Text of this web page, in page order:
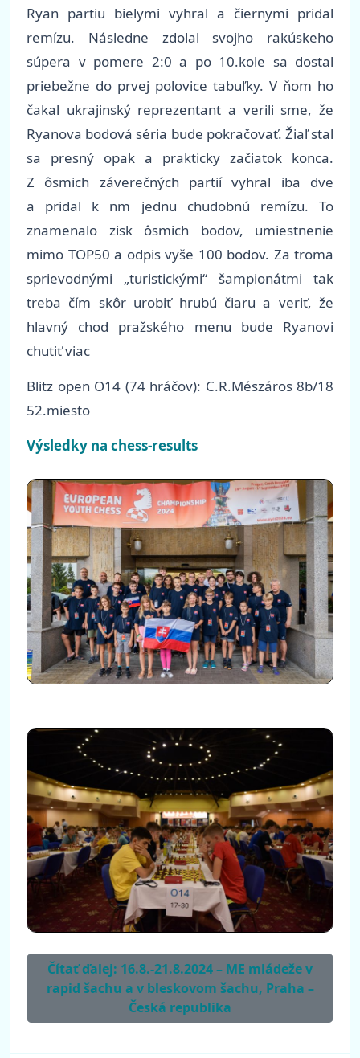
Ryan partiu bielymi vyhral a čiernymi pridal
remízu. Následne zdolal svojho rakúskeho
súpera v pomere 2:0 a po 10.kole sa dostal
priebežne do prvej polovice tabuľky. V ňom ho
čakal ukrajinský reprezentant a verili sme, že
Ryanova bodová séria bude pokračovať. Žiaľ stal
sa presný opak a prakticky začiatok konca.
Z ôsmich záverečných partií vyhral iba dve
a pridal k nm jednu chudobnú remízu. To
znamenalo zisk ôsmich bodov, umiestnenie
mimo TOP50 a odpis vyše 100 bodov. Za troma
sprievodnými „turistickými“ šampionátmi tak
treba čím skôr urobiť hrubú čiaru a veriť, že
hlavný chod pražského menu bude Ryanovi
chutiť viac
Blitz open O14 (74 hráčov): C.R.Mészáros 8b/18
52.miesto
Výsledky na chess-results
Čítať ďalej: 16.8.-21.8.2024 – ME mládeže v
rapid šachu a v bleskovom šachu, Praha –
Česká republika